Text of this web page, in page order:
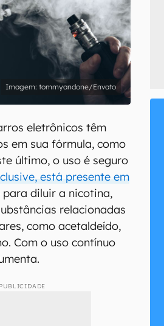
tommyandone/Envato
eletrônicos têm
em sua fórmula, como
último, o uso é seguro
está presente em
diluir a nicotina,
relacionadas
como acetaldeído,
Com o uso contínuo